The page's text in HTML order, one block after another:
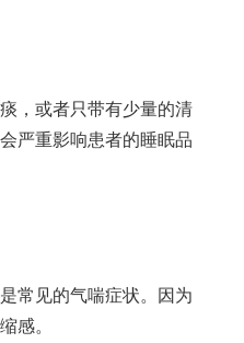
，或者只带有少量的清
严重影响患者的睡眠品
常见的气喘症状。因为
感。